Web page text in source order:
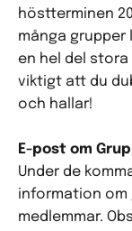
höstterminen
många grupper
en hel del
viktigt att du
och hallar!
E-post om
Under de
information
medlemmar.